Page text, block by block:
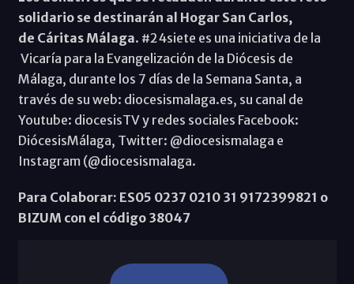
solidario se destinarán al Hogar San Carlos,
de Cáritas Málaga. #24siete es una iniciativa de la
Vicaría para la Evangelización de la Diócesis de
Málaga, durante los 7 días de la Semana Santa, a
través de su web: diocesismalaga.es, su canal de
Youtube: diocesisTV y redes sociales Facebook:
DiócesisMálaga, Twitter: @diocesismalaga e
Instagram (@diocesismalaga.
Para Colaborar: ES05 0237 0210 31 9172399821 o
BIZUM con el código 38047